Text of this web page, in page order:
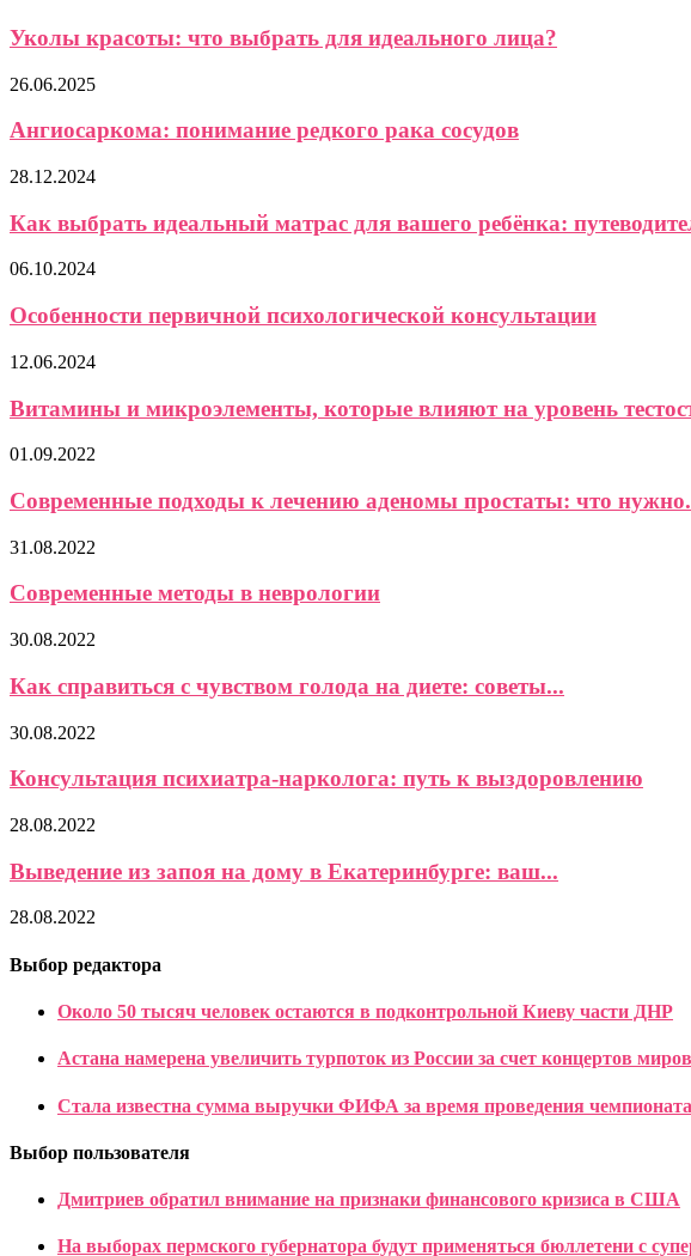
Уколы красоты: что выбрать для идеального лица?
26.06.2025
Ангиосаркома: понимание редкого рака сосудов
28.12.2024
Как выбрать идеальный матрас для вашего ребёнка:
06.10.2024
Особенности первичной психологической консультации
12.06.2024
Витамины и микроэлементы, которые влияют на уровень
01.09.2022
Современные подходы к лечению аденомы простаты: что
31.08.2022
Современные методы в неврологии
30.08.2022
Как справиться с чувством голода на диете: советы...
30.08.2022
Консультация психиатра-нарколога: путь к выздоровлению
28.08.2022
Выведение из запоя на дому в Екатеринбурге: ваш...
28.08.2022
Выбор редактора
Около 50 тысяч человек остаются в подконтрольной Киеву части ДНР
Астана намерена увеличить турпоток из России за счет концертов
Стала известна сумма выручки ФИФА за время проведения
Выбор пользователя
Дмитриев обратил внимание на признаки финансового кризиса в США
На выборах пермского губернатора будут применяться бюллетени с